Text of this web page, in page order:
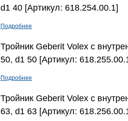
d1 40 [Артикул: 618.254.00.1]
Подробнее
Тройник Geberit Volex с
50, d1 50 [Артикул:
Подробнее
Тройник Geberit Volex с
63, d1 63 [Артикул: